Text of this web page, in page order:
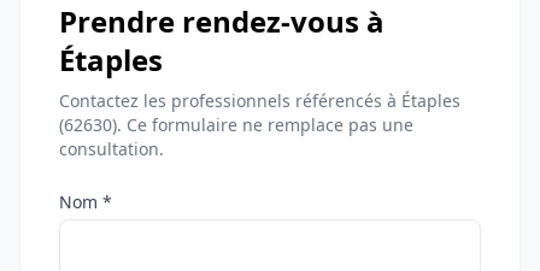
Prendre rendez-vous à
Étaples
Contactez les professionnels référencés à Étaples
(62630). Ce formulaire ne remplace pas une
consultation.
Nom *